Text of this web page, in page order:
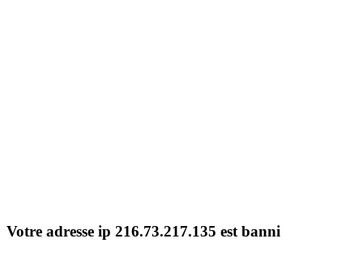
Votre adresse ip 216.73.217.135 est banni